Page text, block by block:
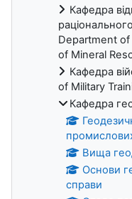
Кафедра
Department of
of Mineral
Кафедра
of Military
Кафедра
Вища
Основи
справи